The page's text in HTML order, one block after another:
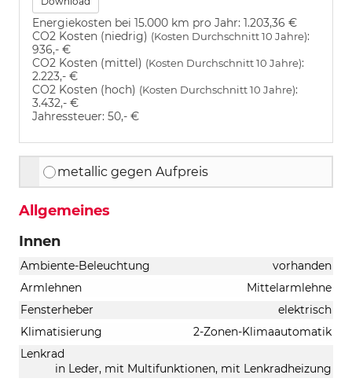
Energiekosten bei 15.000 km pro Jahr: 1.203,36 €
CO2 Kosten (niedrig) (Kosten Durchschnitt 10 Jahre):
936,- €
CO2 Kosten (mittel) (Kosten Durchschnitt 10 Jahre):
2.223,- €
CO2 Kosten (hoch) (Kosten Durchschnitt 10 Jahre):
3.432,- €
Jahressteuer: 50,- €
metallic gegen Aufpreis
Allgemeines
Innen
Ambiente-Beleuchtung
vorhanden
Armlehnen
Mittelarmlehne
Fensterheber
elektrisch
Klimatisierung
2-Zonen-Klimaautomatik
Lenkrad
in Leder, mit Multifunktionen, mit Lenkradheizung